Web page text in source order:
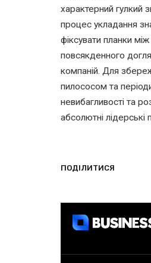
характерний гулкий
процес укладання
фіксувати планки
повсякденного
компаній. Для
пилососом та
невибагливості та
абсолютні лідерські
ПОДІЛИТИСЯ